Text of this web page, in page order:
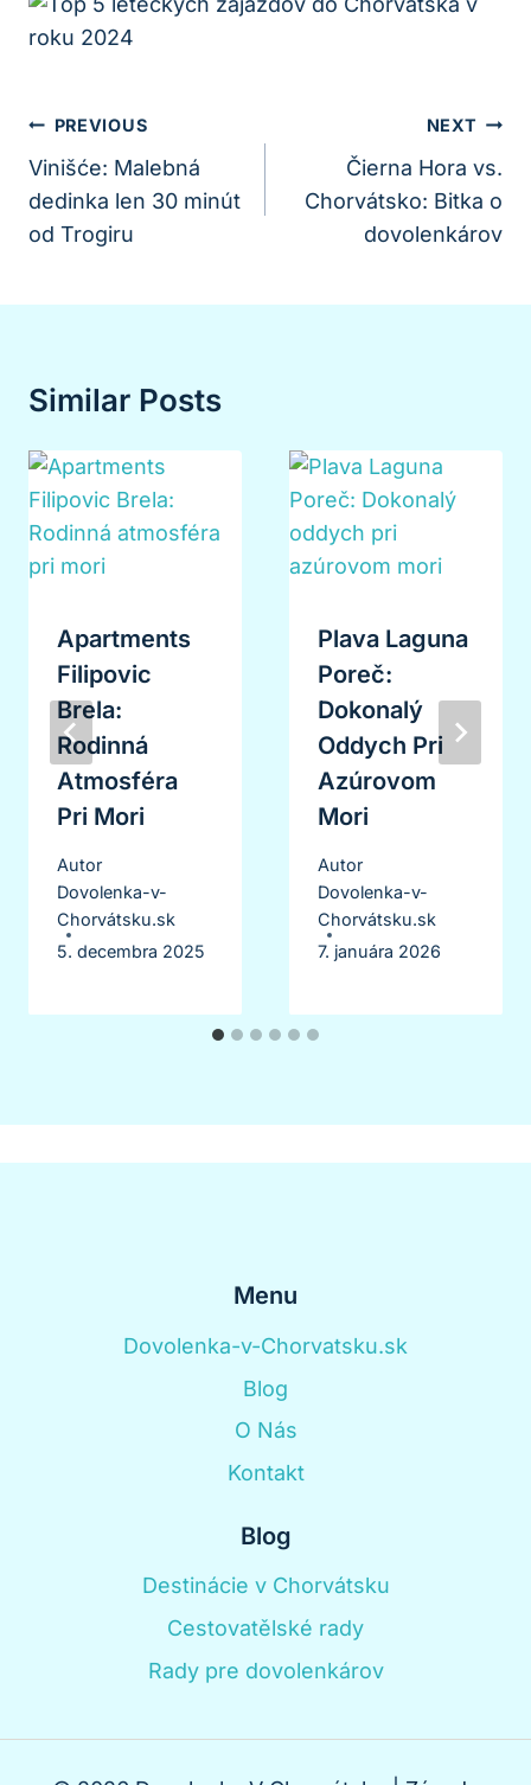
Navigácia
V
Článku
PREVIOUS
Vinišće: Malebná
dedinka len 30 minút
od Trogiru
NEXT
Čierna Hora vs.
Chorvátsko: Bitka o
dovolenkárov
Similar Posts
Apartments
Filipovic
Brela:
Rodinná
Atmosféra
Pri Mori
Autor
Dovolenka-v-
Chorvátsku.sk
5. decembra 2025
Plava Laguna
Poreč:
Dokonalý
Oddych Pri
Azúrovom
Mori
Autor
Dovolenka-v-
Chorvátsku.sk
7. januára 2026
Menu
Dovolenka-v-Chorvatsku.sk
Blog
O Nás
Kontakt
Blog
Destinácie v Chorvátsku
Cestovatělské rady
Rady pre dovolenkárov